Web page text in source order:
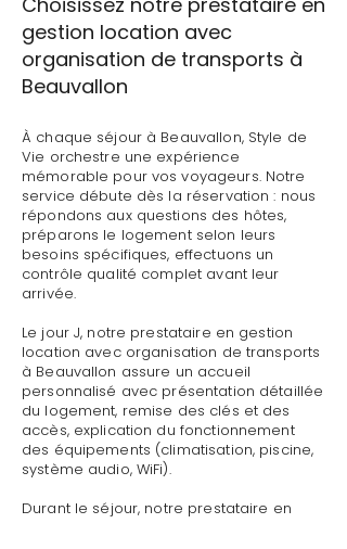
gestion location avec
organisation de transports à
Beauvallon
À chaque séjour à Beauvallon, Style de
Vie orchestre une expérience
mémorable pour vos voyageurs. Notre
service débute dès la réservation : nous
répondons aux questions des hôtes,
préparons le logement selon leurs
besoins spécifiques, effectuons un
contrôle qualité complet avant leur
arrivée.
Le jour J, notre prestataire en gestion
location avec organisation de transports
à Beauvallon assure un accueil
personnalisé avec présentation détaillée
du logement, remise des clés et des
accès, explication du fonctionnement
des équipements (climatisation, piscine,
système audio, WiFi).
Durant le séjour, notre prestataire en